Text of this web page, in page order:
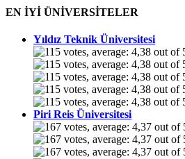
EN İYİ ÜNİVERSİTELER
Yıldız Teknik Üniversitesi
Piri Reis Üniversitesi